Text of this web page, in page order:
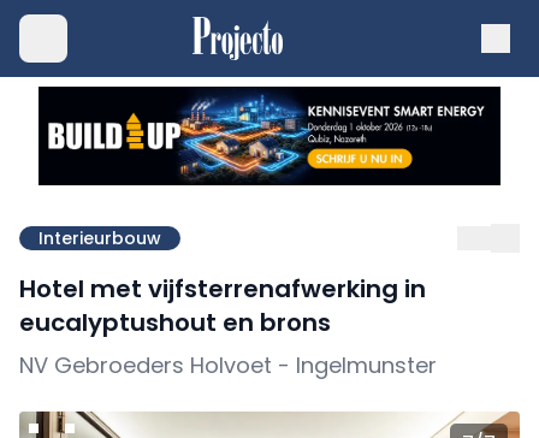
Interieurbouw
Hotel met vijfsterrenafwerking in
eucalyptushout en brons
NV Gebroeders Holvoet - Ingelmunster